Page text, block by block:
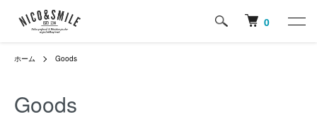
0
ホーム Goods
Goods